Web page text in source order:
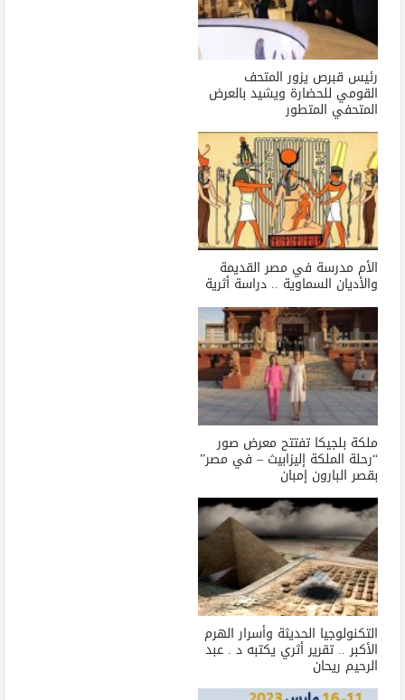
رئيس قبرص يزور المتحف
القومي للحضارة ويشيد بالعرض
المتحفي المتطور
الأم مدرسة في مصر القديمة
والأديان السماوية .. دراسة أثرية
ملكة بلجيكا تفتتح معرض صور
“رحلة الملكة إليزابيث – في مصر”
بقصر البارون إمبان
التكنولوجيا الحديثة وأسرار الهرم
الأكبر .. تقرير أثري يكتبه د . عبد
الرحيم ريحان